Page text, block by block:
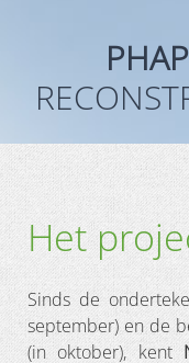
Het
Sinds de
september) en de
(in oktober), kent